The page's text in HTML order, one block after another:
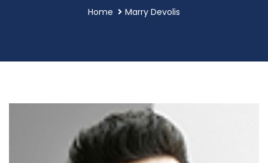
Home Marry Devolis